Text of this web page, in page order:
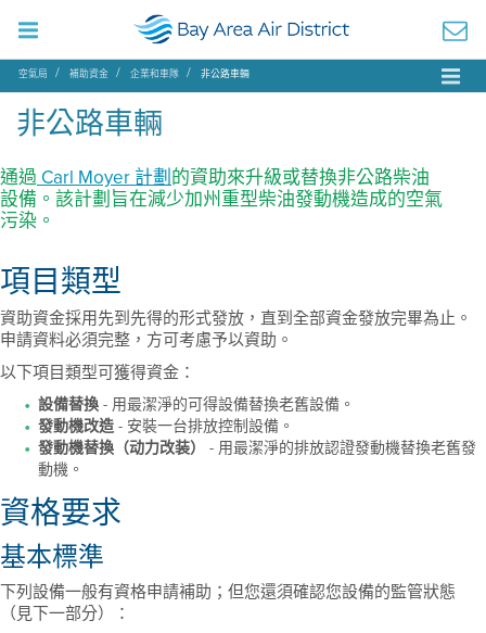
空氣局 補助資金 企業和車隊 非公路車輛
非公路車輛
通過Carl Moyer 計劃的資助來升級或替換非公路柴油
設備。該計劃旨在減少加州重型柴油發動機造成的空氣
污染。
項目類型
資助資金採用先到先得的形式發放，直到全部資金發放完畢為止。
申請資料必須完整，方可考慮予以資助。
以下項目類型可獲得資金：
設備替換- 用最潔淨的可得設備替換老舊設備。
發動機改造- 安裝一台排放控制設備。
發動機替換（动力改装）
- 用最潔淨的排放認證發動機替換老舊發
動機。
資格要求
基本標準
下列設備一般有資格申請補助；但您還須確認您設備的監管狀態
（見下一部分）：